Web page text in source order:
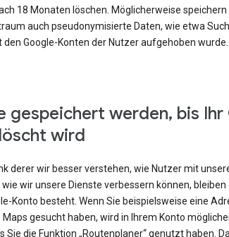
18 Monaten löschen. Möglicherweise
auch pseudonymisierte Daten, wie etwa
Google-Konten der Nutzer aufgehoben wurde.
gespeichert werden, bis
wird
derer wir besser verstehen, wie Nutzer mit
wir unsere Dienste verbessern können, bleiben
Konto besteht. Wenn Sie beispielsweise eine
Maps gesucht haben, wird in Ihrem Konto
Sie die Funktion „Routenplaner“ genutzt haben.